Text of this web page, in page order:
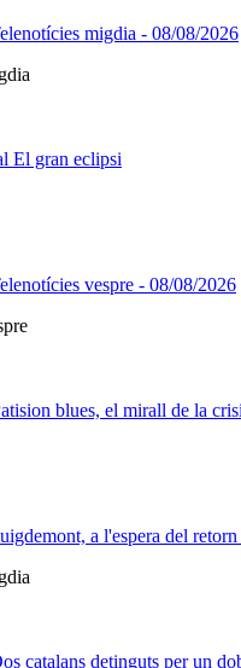
migdia - 08/08/2026
El gran eclipsi
vespre - 08/08/2026
blues, el mirall de la
a l'espera del
catalans detinguts per un